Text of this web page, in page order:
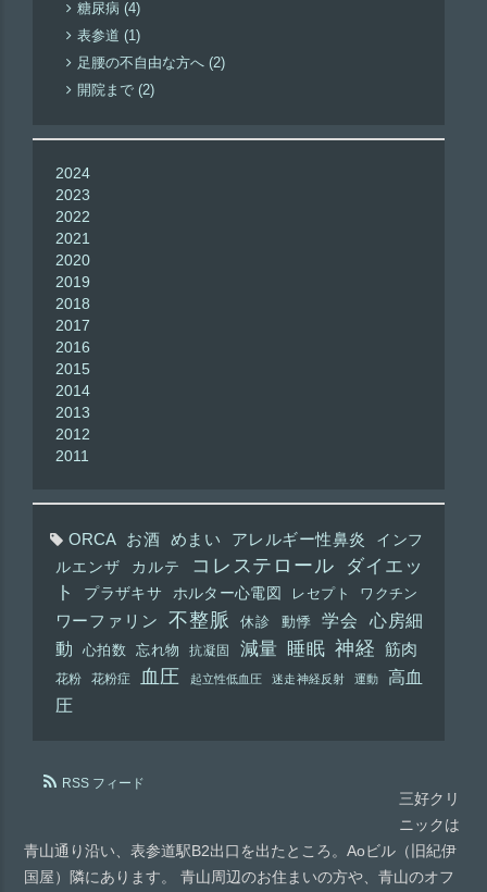
糖尿病 (4)
表参道 (1)
足腰の不自由な方へ (2)
開院まで (2)
2024
2023
2022
2021
2020
2019
2018
2017
2016
2015
2014
2013
2012
2011
ORCA お酒 めまい アレルギー性鼻炎
インフ
ルエンザ
カルテ コレステロール
ダイエッ
ト
プラザキサ ホルター心電図 レセプト ワクチン
ワーファリン 不整脈 休診 動悸 学会
心房細
動
心拍数 忘れ物 抗凝固 減量 睡眠 神経 筋肉
花粉 花粉症 血圧 起立性低血圧 迷走神経反射 運動
高血
圧
RSS フィード
三好クリ
ニックは
青山通り沿い、表参道駅B2出口を出たところ。Aoビル（旧紀伊
国屋）隣にあります。 青山周辺のお住まいの方や、青山のオフ